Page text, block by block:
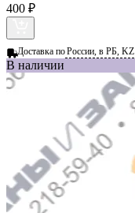
400 ₽
Доставка поРоссии, в РБ, KZ
В наличии